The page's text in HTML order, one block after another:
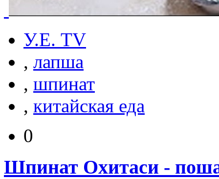
У.Е. TV
, лапша
, шпинат
, китайская еда
0
Шпинат Охитаси -